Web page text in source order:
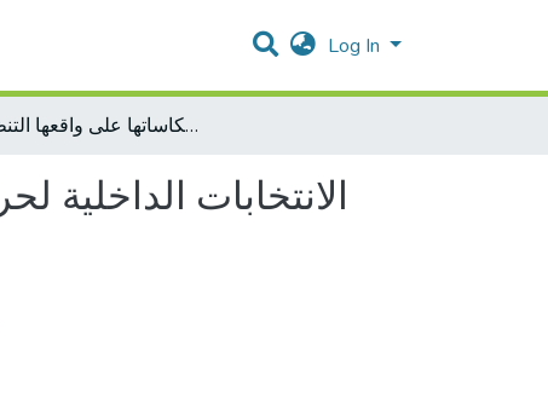
Log In
الانتخابات الداخلية لحركة فتح في الضفة الغربية عام 2008 وانعكاساتها على واقعها التنظيمي